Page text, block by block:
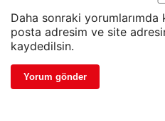
Daha sonraki yorumlarımda
posta adresim ve site
kaydedilsin.